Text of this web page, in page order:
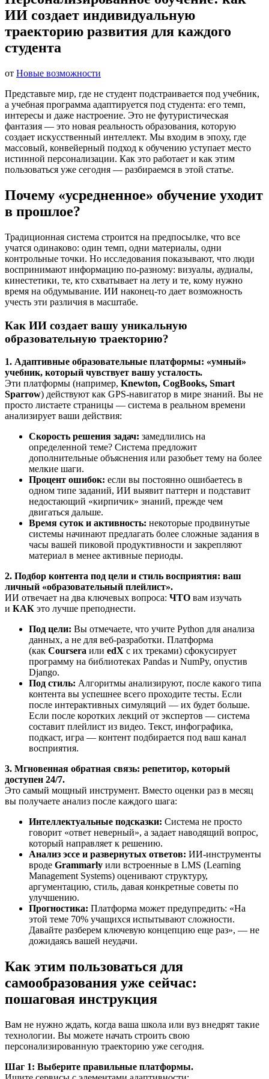
ИИ создает индивидуальную
траекторию развития для каждого
студента
от Новые возможности
Представьте мир, где не студент подстраивается под учебник,
а учебная программа адаптируется под студента: его темп,
интересы и даже настроение. Это не футуристическая
фантазия — это новая реальность образования, которую
создает искусственный интеллект. Мы входим в эпоху, где
массовый, конвейерный подход к обучению уступает место
истинной персонализации. Как это работает и как этим
пользоваться уже сегодня — разбираемся в этой статье.
Почему «усредненное» обучение уходит
в прошлое?
Традиционная система строится на предпосылке, что все
учатся одинаково: один темп, одни материалы, одни
контрольные точки. Но исследования показывают, что люди
воспринимают информацию по-разному: визуалы, аудиалы,
кинестетики, те, кто схватывает на лету и те, кому нужно
время на обдумывание. ИИ наконец-то дает возможность
учесть эти различия в масштабе.
Как ИИ создает вашу уникальную
образовательную траекторию?
1. Адаптивные образовательные платформы: «умный»
учебник, который чувствует вашу усталость.
Эти платформы (например, Knewton, CogBooks, Smart
Sparrow) действуют как GPS-навигатор в мире знаний. Вы не
просто листаете страницы — система в реальном времени
анализирует ваши действия:
Скорость решения задач: замедлились на
определенной теме? Система предложит
дополнительные объяснения или разобьет тему на более
мелкие шаги.
Процент ошибок: если вы постоянно ошибаетесь в
одном типе заданий, ИИ выявит паттерн и подставит
недостающий «кирпичик» знаний, прежде чем
двигаться дальше.
Время суток и активность: некоторые продвинутые
системы начинают предлагать более сложные задания в
часы вашей пиковой продуктивности и закрепляют
материал в менее активные периоды.
2. Подбор контента под цели и стиль восприятия: ваш
личный «образовательный плейлист».
ИИ отвечает на два ключевых вопроса: ЧТО вам изучать
и КАК это лучше преподнести.
Под цели: Вы отмечаете, что учите Python для анализа
данных, а не для веб-разработки. Платформа
(как Coursera или edX с их треками) сфокусирует
программу на библиотеках Pandas и NumPy, опустив
Django.
Под стиль: Алгоритмы анализируют, после какого типа
контента вы успешнее всего проходите тесты. Если
после интерактивных симуляций — их будет больше.
Если после коротких лекций от экспертов — система
составит плейлист из видео. Текст, инфографика,
подкаст, игра — контент подбирается под ваш канал
восприятия.
3. Мгновенная обратная связь: репетитор, который
доступен 24/7.
Это самый мощный инструмент. Вместо оценки раз в месяц
вы получаете анализ после каждого шага:
Интеллектуальные подсказки: Система не просто
говорит «ответ неверный», а задает наводящий вопрос,
который направляет к решению.
Анализ эссе и развернутых ответов: ИИ-инструменты
вроде Grammarly или встроенные в LMS (Learning
Management Systems) оценивают структуру,
аргументацию, стиль, давая конкретные советы по
улучшению.
Прогностика: Платформа может предупредить: «На
этой теме 70% учащихся испытывают сложности.
Давайте разберем ключевую концепцию еще раз», — не
дожидаясь вашей неудачи.
Как этим пользоваться для
самообразования уже сейчас:
пошаговая инструкция
Вам не нужно ждать, когда ваша школа или вуз внедрят такие
технологии. Вы можете начать строить свою
персонализированную траекторию уже сегодня.
Шаг 1: Выберите правильные платформы.